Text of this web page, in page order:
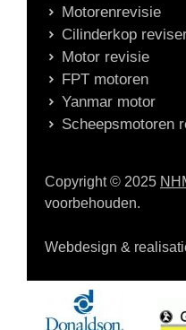
Motorenrevisie
Cilinderkop
Motor revisie
FPT motoren
Yanmar motor
Scheepsmotoren
Copyright © 2025
voorbehouden.
Webdesign &